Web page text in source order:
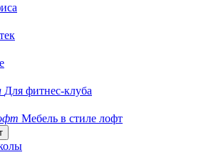
Для фитнес-клуба
Мебель в стиле лофт